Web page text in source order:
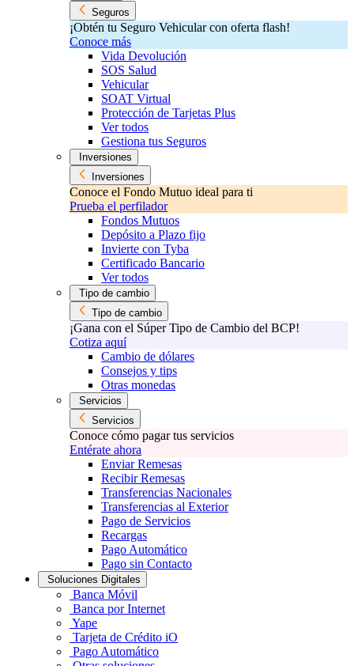
Seguros
¡Obtén tu Seguro Vehicular con oferta flash!
Conoce más
Vida Devolución
SOS Salud
Vehicular
SOAT Virtual
Protección de Tarjetas Plus
Ver todos
Gestiona tus Seguros
Inversiones
Inversiones
Conoce el Fondo Mutuo ideal para ti
Prueba el perfilador
Fondos Mutuos
Depósito a Plazo fijo
Invierte con Tyba
Certificado Bancario
Ver todos
Tipo de cambio
Tipo de cambio
¡Gana con el Súper Tipo de Cambio del BCP!
Cotiza aquí
Cambio de dólares
Consejos y tips
Otras monedas
Servicios
Servicios
Conoce cómo pagar tus servicios
Entérate ahora
Enviar Remesas
Recibir Remesas
Transferencias Nacionales
Transferencias al Exterior
Pago de Servicios
Recargas
Pago Automático
Pago sin Contacto
Soluciones Digitales
Banca Móvil
Banca por Internet
Yape
Tarjeta de Crédito iO
Pago Automático